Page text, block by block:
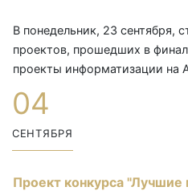
В понедельник, 23 сентября,
проектов, прошедших в
проекты информатизации на
04
СЕНТЯБРЯ
Проект конкурса "Лучшие